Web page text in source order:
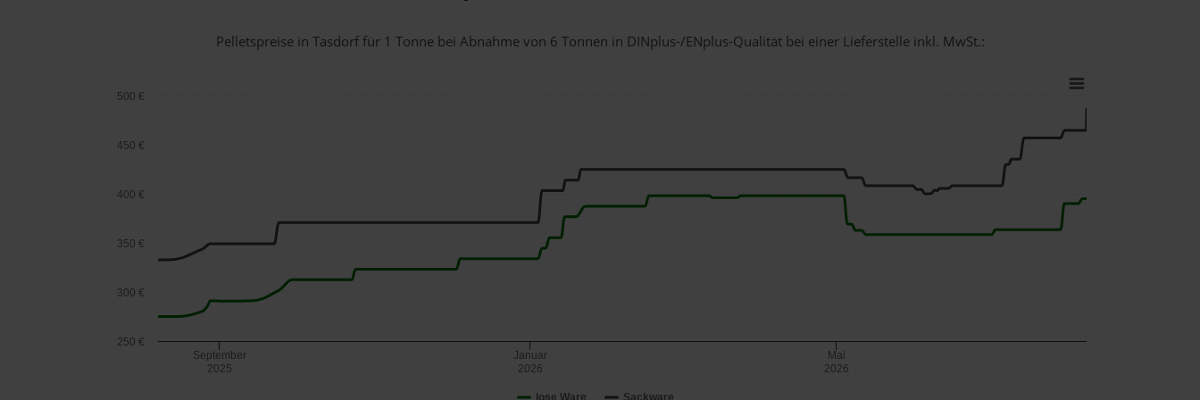
Pelletspreise in Tasdorf für 1 Tonne bei Abnahmevon 6 Tonnen in DINplus-/ENplus-Qualität bei einer Lieferstelle inkl. MwSt.:
lose Ware Sackware
September
2025
Januar
2026
Mai
2026
250 €
300 €
350 €
400 €
450 €
500 €